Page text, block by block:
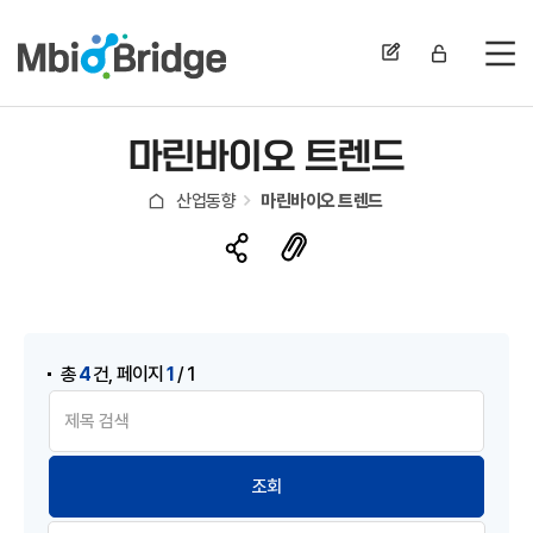
전
마린바이오 트렌드
산업동향 마린바이오 트렌드
총4건 ,페이지1/ 1